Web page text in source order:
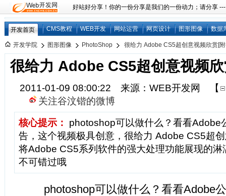
好站好分享！你的一份分享是我们的一份动力；请分享
开发首页 CMS教程 WEB开发 网站运营 网页设计 图形图像 数据
开发学院 图形图像 PhotoShop 很给力 Adobe CS5超创意视频欣赏[
很给力 Adobe CS5超创意视频
2011-01-09 08:00:22 来源：WEB开发网
【
关注谷汶锴的微博
核心提示：
photoshop可以做什么？看看Adobe
告，这个视频极具创意，很给力 Adobe CS5超
将Adobe CS5系列软件的强大处理功能展现的
不可错过哦
photoshop可以做什么？看看Adobe